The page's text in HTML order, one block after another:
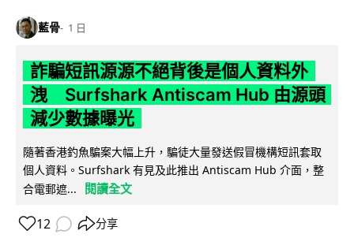
藍骨 1 日
詐騙短訊源源不絕背後是個人資料外
洩 Surfshark Antiscam Hub 由源頭
減少數據曝光
隨著香港釣魚騙案大幅上升，騙徒大量發送假冒機構短訊套取
個人資料。Surfshark 有見及此推出 Antiscam Hub 介面，整
合電郵遮...
閱讀全文
12 分享